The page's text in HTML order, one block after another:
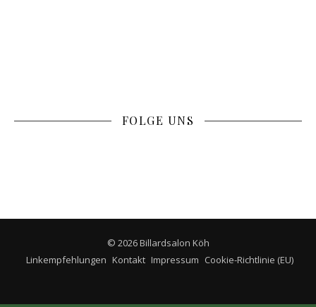
FOLGE UNS
© 2026 Billardsalon Köh
Linkempfehlungen Kontakt Impressum Cookie-Richtlinie (EU)